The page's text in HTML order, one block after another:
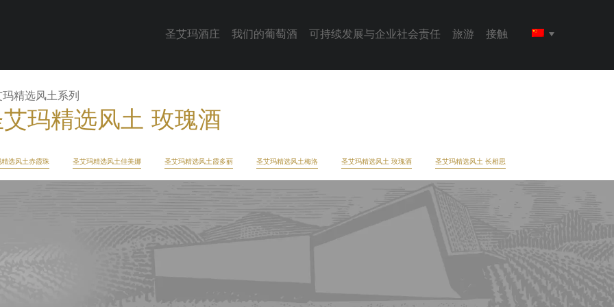
圣艾玛酒庄 我们的葡萄酒 可持续发展与企业社会责任 旅游 接触
玛精选风土系列
玛精选风土 玫瑰酒
精选风土赤霞珠 圣艾玛精选风土佳美娜 圣艾玛精选风土霞多丽 圣艾玛精选风土梅洛 圣艾玛精选风土 玫瑰酒 圣艾玛精选风土 长相思